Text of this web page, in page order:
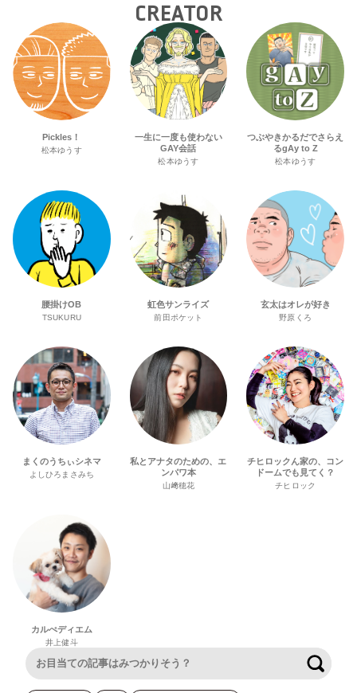
CREATOR
Pickles！
松本ゆうす
一生に一度も使わない
GAY会話
松本ゆうす
つぶやきかるだでさらえ
るgAy to Z
松本ゆうす
腰掛けOB
TSUKURU
虹色サンライズ
前田ポケット
玄太はオレが好き
野原くろ
まくのうちぃシネマ
よしひろまさみち
私とアナタのための、エ
ンパワ本
山﨑穂花
チヒロックん家の、コン
ドームでも見てく？
チヒロック
カルぺディエム
井上健斗